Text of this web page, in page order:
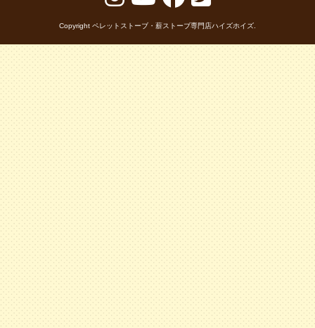
Copyright ペレットストーブ・薪ストーブ専門店ハイズホイズ.